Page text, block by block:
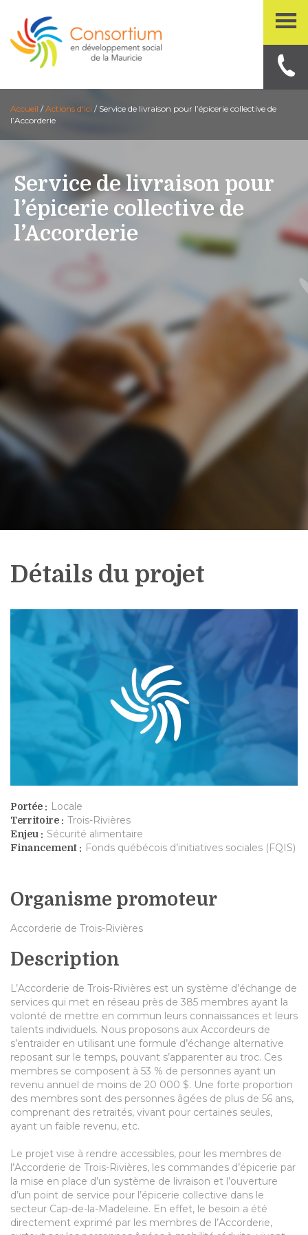
Accueil / Actions d'ici / Service de livraison pour l’épicerie collective de
l’Accorderie
Service de livraison pour
l’épicerie collective de
l’Accorderie
Détails du projet
Portée : Locale
Territoire : Trois-Rivières
Enjeu : Sécurité alimentaire
Financement : Fonds québécois d’initiatives sociales (FQIS)
Organisme promoteur
Accorderie de Trois-Rivières
Description
L’Accorderie de Trois-Rivières est un système d’échange de
services qui met en réseau près de 385 membres ayant la
volonté de mettre en commun leurs connaissances et leurs
talents individuels. Nous proposons aux Accordeurs de
s’entraider en utilisant une formule d’échange alternative
reposant sur le temps, pouvant s’apparenter au troc. Ces
membres se composent à 53 % de personnes ayant un
revenu annuel de moins de 20 000 $. Une forte proportion
des membres sont des personnes âgées de plus de 56 ans,
comprenant des retraités, vivant pour certaines seules,
ayant un faible revenu, etc.
Le projet vise à rendre accessibles, pour les membres de
l’Accorderie de Trois-Rivières, les commandes d’épicerie par
la mise en place d’un système de livraison et l’ouverture
d’un point de service pour l’épicerie collective dans le
secteur Cap-de-la-Madeleine. En effet, le besoin a été
directement exprimé par les membres de l’Accorderie,